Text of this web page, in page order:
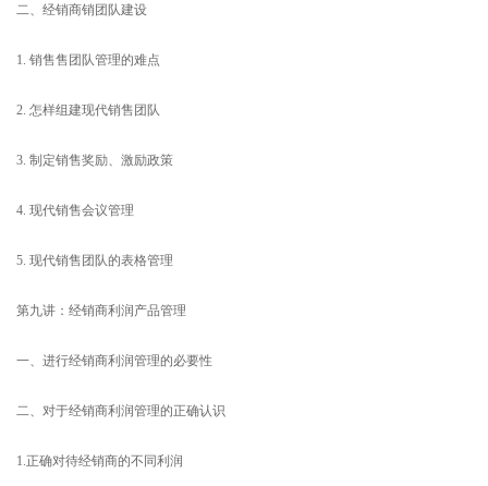
二、经销商销团队建设
1. 销售售团队管理的难点
2. 怎样组建现代销售团队
3. 制定销售奖励、激励政策
4. 现代销售会议管理
5. 现代销售团队的表格管理
第九讲：经销商利润产品管理
一、进行经销商利润管理的必要性
二、对于经销商利润管理的正确认识
1.正确对待经销商的不同利润